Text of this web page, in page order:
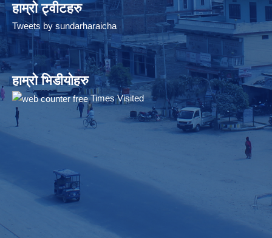
हाम्रो ट्वीटहरु
Tweets by sundarharaicha
हाम्रो भिडीयोहरु
Times Visited